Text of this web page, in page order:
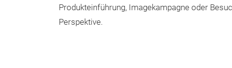
Produkteinführung, Imagekampagne oder
Perspektive.